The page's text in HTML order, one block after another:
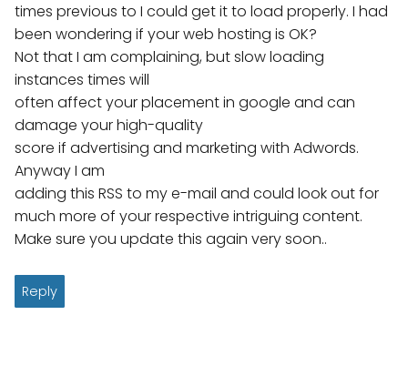
times previous to I could get it to load properly. I had
been wondering if your web hosting is OK?
Not that I am complaining, but slow loading
instances times will
often affect your placement in google and can
damage your high-quality
score if advertising and marketing with Adwords.
Anyway I am
adding this RSS to my e-mail and could look out for
much more of your respective intriguing content.
Make sure you update this again very soon..
Reply